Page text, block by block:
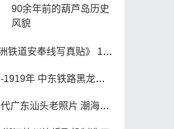
90余年前的葫芦岛历史
风貌
铁道安奉线写真贴》 1910年
年 中东铁路黑龙江地区境内的老照片
汕头老照片 潮海关、太古码头、汕头港